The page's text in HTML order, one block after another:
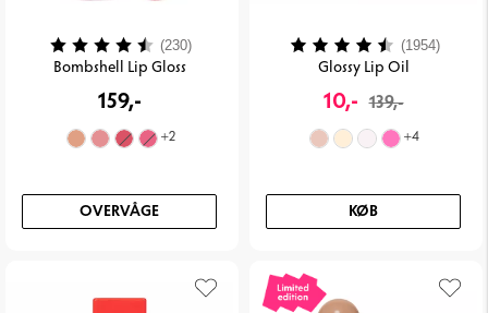
Bombshell Lip Gloss
159,-
+2
OVERVÅGE
Vurdering: (230) 4.2 ud af 5 stjerner
Glossy Lip Oil
10,- 139,-
+4
KØB
Vurdering: (1954)4.2